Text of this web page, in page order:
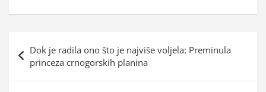
objava
Dok je radila ono što je najviše voljela: Preminula
princeza crnogorskih planina